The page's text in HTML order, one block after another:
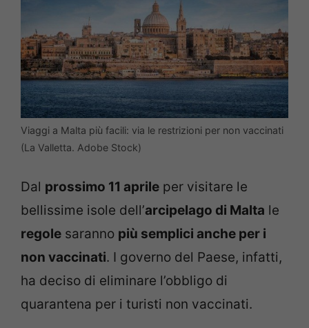
Viaggi a Malta più facili: via le restrizioni per non vaccinati
(La Valletta. Adobe Stock)
Dal prossimo 11 aprile per visitare le
bellissime isole dell’arcipelago di Malta le
regole saranno più semplici anche per i
non vaccinati. I governo del Paese, infatti,
ha deciso di eliminare l’obbligo di
quarantena per i turisti non vaccinati.